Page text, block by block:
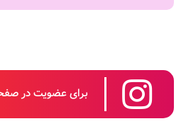
برای عضویت در